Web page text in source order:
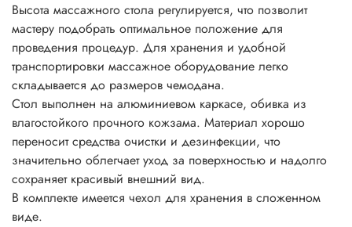
Высота массажного стола регулируется, что позволит
мастеру подобрать оптимальное положение для
проведения процедур. Для хранения и удобной
транспортировки массажное оборудование легко
складывается до размеров чемодана.
Стол выполнен на алюминиевом каркасе, обивка из
влагостойкого прочного кожзама. Материал хорошо
переносит средства очистки и дезинфекции, что
значительно облегчает уход за поверхностью и надолго
сохраняет красивый внешний вид.
В комплекте имеется чехол для хранения в сложенном
виде.